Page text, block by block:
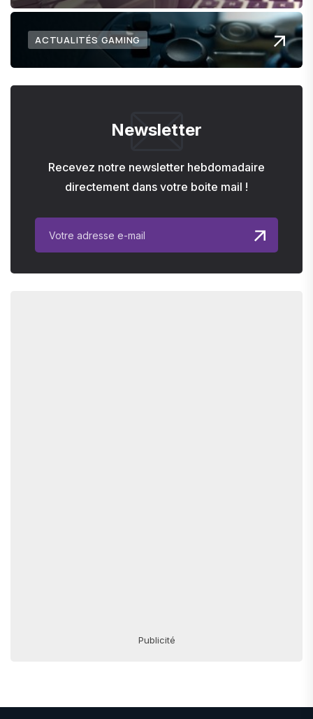
ACTUALITÉS GAMING
Newsletter
Recevez notre newsletter hebdomadaire
directement dans votre boite mail !
Publicité